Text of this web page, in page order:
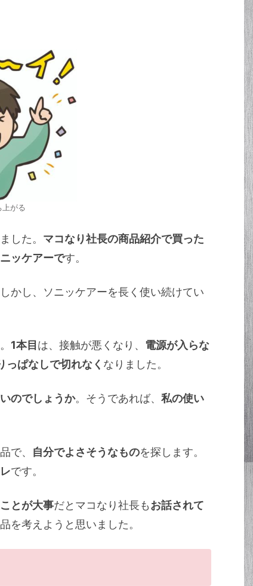
上がる
した。 マコなり社長の商品紹介で買った
ッケアーです。
かし、ソニッケアーを長く使い続けてい
1本目 は、接触が悪くなり、 電源が入らな
っぱなしで切れなく なりました。
のでしょうか。そうであれば、 私の使い
で、 自分でよさそうなものを探します。
です。
とが大事だとマコなり社長もお話されて
を考えようと思いました。